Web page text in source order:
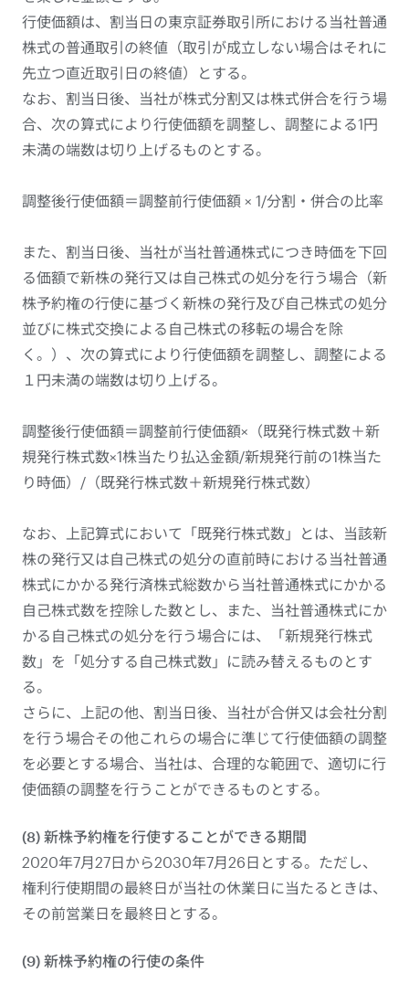
行使価額は、割当日の東京証券取引所における当社普通
株式の普通取引の終値（取引が成立しない場合はそれに
先立つ直近取引日の終値）とする。
なお、割当日後、当社が株式分割又は株式併合を行う場
合、次の算式により行使価額を調整し、調整による1円
未満の端数は切り上げるものとする。
調整後行使価額＝調整前行使価額 × 1/分割・併合の比率
また、割当日後、当社が当社普通株式につき時価を下回
る価額で新株の発行又は自己株式の処分を行う場合（新
株予約権の行使に基づく新株の発行及び自己株式の処分
並びに株式交換による自己株式の移転の場合を除
く。）、次の算式により行使価額を調整し、調整による
１円未満の端数は切り上げる。
調整後行使価額＝調整前行使価額×（既発行株式数＋新
規発行株式数×1株当たり払込金額/新規発行前の1株当た
り時価）/（既発行株式数＋新規発行株式数）
なお、上記算式において「既発行株式数」とは、当該新
株の発行又は自己株式の処分の直前時における当社普通
株式にかかる発行済株式総数から当社普通株式にかかる
自己株式数を控除した数とし、また、当社普通株式にか
かる自己株式の処分を行う場合には、「新規発行株式
数」を「処分する自己株式数」に読み替えるものとす
る。
さらに、上記の他、割当日後、当社が合併又は会社分割
を行う場合その他これらの場合に準じて行使価額の調整
を必要とする場合、当社は、合理的な範囲で、適切に行
使価額の調整を行うことができるものとする。
(8) 新株予約権を行使することができる期間
2020年7月27日から2030年7月26日とする。ただし、
権利行使期間の最終日が当社の休業日に当たるときは、
その前営業日を最終日とする。
(9) 新株予約権の行使の条件